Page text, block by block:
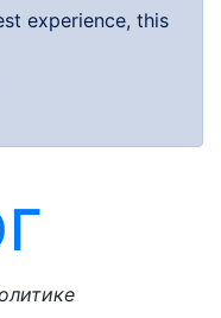
experience, this